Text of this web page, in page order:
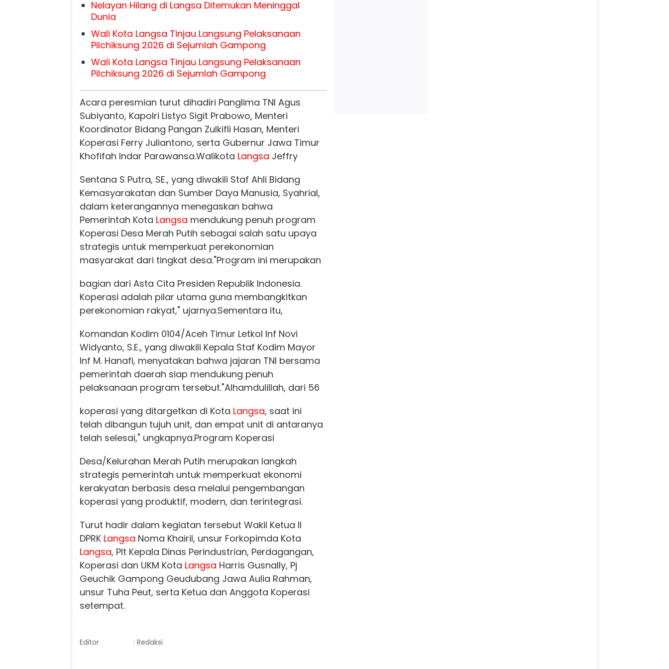
Nelayan Hilang di Langsa Ditemukan Meninggal
Dunia
Wali Kota Langsa Tinjau Langsung Pelaksanaan
Pilchiksung 2026 di Sejumlah Gampong
Wali Kota Langsa Tinjau Langsung Pelaksanaan
Pilchiksung 2026 di Sejumlah Gampong
Acara peresmian turut dihadiri Panglima TNI Agus
Subiyanto, Kapolri Listyo Sigit Prabowo, Menteri
Koordinator Bidang Pangan Zulkifli Hasan, Menteri
Koperasi Ferry Juliantono, serta Gubernur Jawa Timur
Khofifah Indar Parawansa.Walikota Langsa Jeffry
Sentana S Putra, SE., yang diwakili Staf Ahli Bidang
Kemasyarakatan dan Sumber Daya Manusia, Syahrial,
dalam keterangannya menegaskan bahwa
Pemerintah Kota Langsa mendukung penuh program
Koperasi Desa Merah Putih sebagai salah satu upaya
strategis untuk memperkuat perekonomian
masyarakat dari tingkat desa."Program ini merupakan
bagian dari Asta Cita Presiden Republik Indonesia.
Koperasi adalah pilar utama guna membangkitkan
perekonomian rakyat," ujarnya.Sementara itu,
Komandan Kodim 0104/Aceh Timur Letkol Inf Novi
Widyanto, S.E., yang diwakili Kepala Staf Kodim Mayor
Inf M. Hanafi, menyatakan bahwa jajaran TNI bersama
pemerintah daerah siap mendukung penuh
pelaksanaan program tersebut."Alhamdulillah, dari 56
koperasi yang ditargetkan di Kota Langsa, saat ini
telah dibangun tujuh unit, dan empat unit di antaranya
telah selesai," ungkapnya.Program Koperasi
Desa/Kelurahan Merah Putih merupakan langkah
strategis pemerintah untuk memperkuat ekonomi
kerakyatan berbasis desa melalui pengembangan
koperasi yang produktif, modern, dan terintegrasi.
Turut hadir dalam kegiatan tersebut Wakil Ketua II
DPRK Langsa Noma Khairil, unsur Forkopimda Kota
Langsa, Plt Kepala Dinas Perindustrian, Perdagangan,
Koperasi dan UKM Kota Langsa Harris Gusnally, Pj
Geuchik Gampong Geudubang Jawa Aulia Rahman,
unsur Tuha Peut, serta Ketua dan Anggota Koperasi
setempat.
Editor : Redaksi